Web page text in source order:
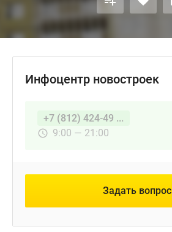
Инфоцентр новостроек
+7 (812) 424-49 ...
9:00 — 21:00
Задать вопрос